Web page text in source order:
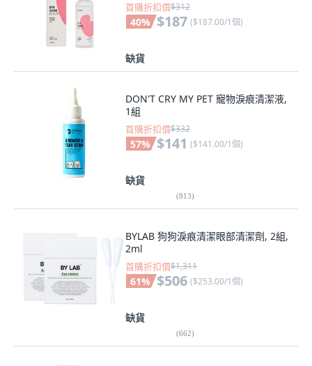
首購折扣價$312
40% $187 ($187.00/1個)
缺貨
DON'T CRY MY PET 寵物淚痕清潔液,
1組
首購折扣價$332
57% $141 ($141.00/1個)
缺貨
(813)
BYLAB 狗狗淚痕清潔眼部清潔劑, 2組,
2ml
首購折扣價$1,311
61% $506 ($253.00/1個)
缺貨
(662)